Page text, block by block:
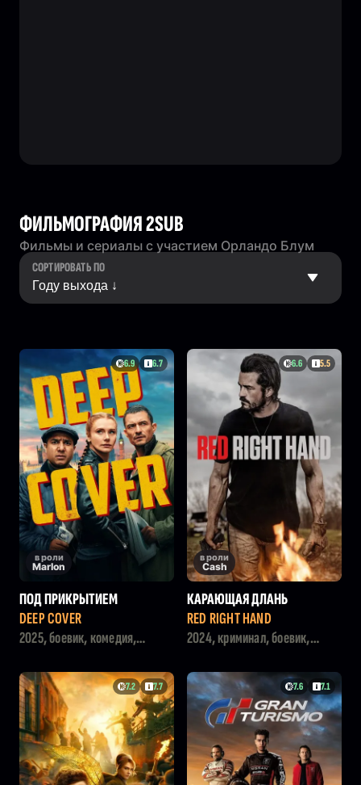
ФИЛЬМОГРАФИЯ 2SUB
Фильмы и сериалы с участием Орландо Блум
СОРТИРОВАТЬ ПО
6.9 6.7
в роли
Marlon
ПОД ПРИКРЫТИЕМ
DEEP COVER
2025, боевик, комедия,
6.6 5.5
в роли
Cash
КАРАЮЩАЯ ДЛАНЬ
RED RIGHT HAND
2024, криминал, боевик,
7.2 7.7 7.6 7.1